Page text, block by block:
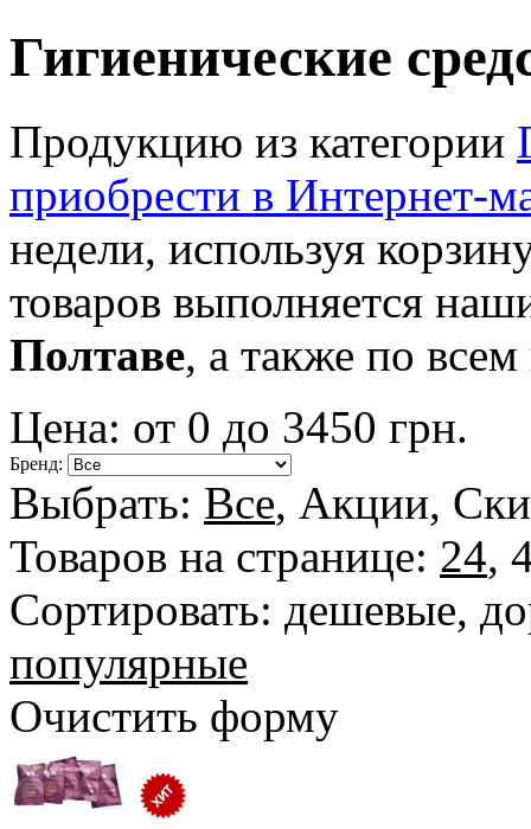
Гигиенические
Продукцию из категории
приобрести в Интернет-
недели, используя
товаров выполняется
Полтаве, а также по
Цена: от 0 до 3450 грн.
Бренд:
Выбрать: Все, Акции,
Товаров на странице: 24,
Сортировать: дешевые,
популярные
Очистить форму